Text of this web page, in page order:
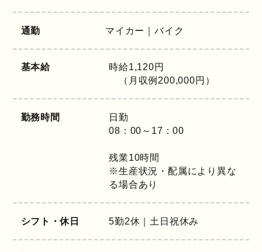
通勤 マイカー｜バイク
基本給
時給1,120円
（月収例200,000円）
勤務時間
日勤
08：00～17：00
残業10時間
※生産状況・配属により異な
る場合あり
シフト・休日 5勤2休｜土日祝休み